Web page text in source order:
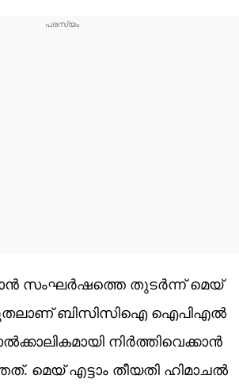
സംഘർഷത്തെ തുടർന്ന് മെയ്
മുതലാണ് ബിസിസിഐ ഐപിഎൽ
നിർത്തിവെക്കാൻ
മെയ് എട്ടാം തീയതി ഹിമാചൽ